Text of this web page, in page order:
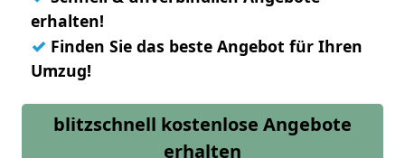
erhalten!
✓ Finden Sie das beste Angebot für Ihren
Umzug!
blitzschnell kostenlose Angebote
erhalten